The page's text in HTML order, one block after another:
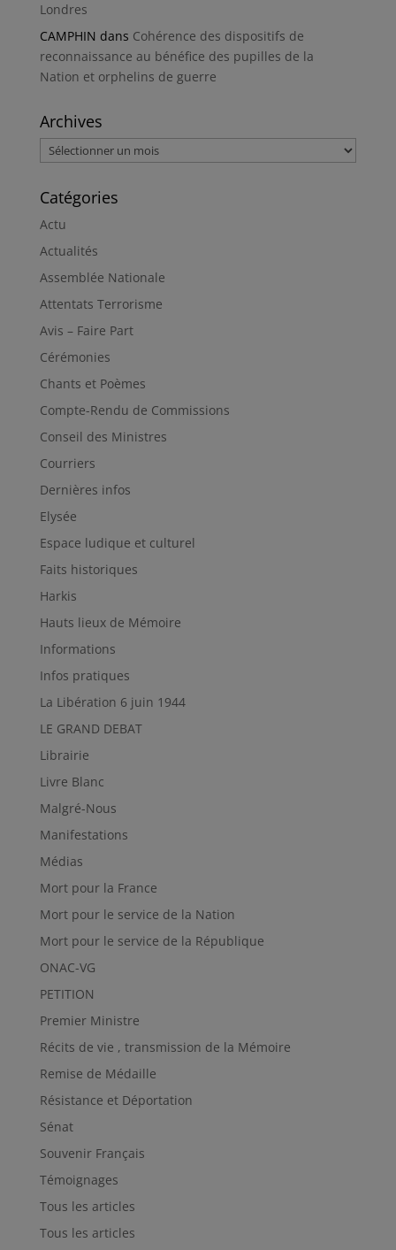
Londres
CAMPHIN dans Cohérence des dispositifs de
reconnaissance au bénéfice des pupilles de la
Nation et orphelins de guerre
Archives
Archives
Catégories
Actu
Actualités
Assemblée Nationale
Attentats Terrorisme
Avis – Faire Part
Cérémonies
Chants et Poèmes
Compte-Rendu de Commissions
Conseil des Ministres
Courriers
Dernières infos
Elysée
Espace ludique et culturel
Faits historiques
Harkis
Hauts lieux de Mémoire
Informations
Infos pratiques
La Libération 6 juin 1944
LE GRAND DEBAT
Librairie
Livre Blanc
Malgré-Nous
Manifestations
Médias
Mort pour la France
Mort pour le service de la Nation
Mort pour le service de la République
ONAC-VG
PETITION
Premier Ministre
Récits de vie , transmission de la Mémoire
Remise de Médaille
Résistance et Déportation
Sénat
Souvenir Français
Témoignages
Tous les articles
Tous les articles